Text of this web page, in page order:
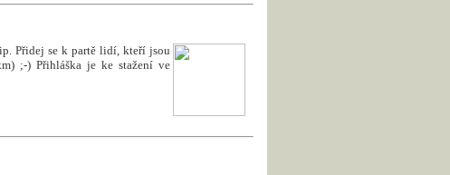
Přidej se k partě lidí, kteří jsou
;-) Přihláška je ke stažení ve